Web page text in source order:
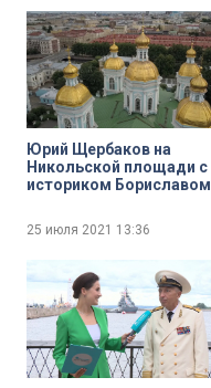
Иван Костылев
Юрий Щербаков на
Никольской площади с
историком Бориславом
25 июля 2021 13:36